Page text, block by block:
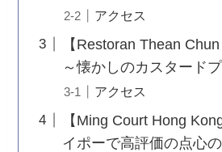
アクセス
【Restoran Thean
～懐かしのカスタード
アクセス
【Ming Court Hong
イポーで高評価の点心